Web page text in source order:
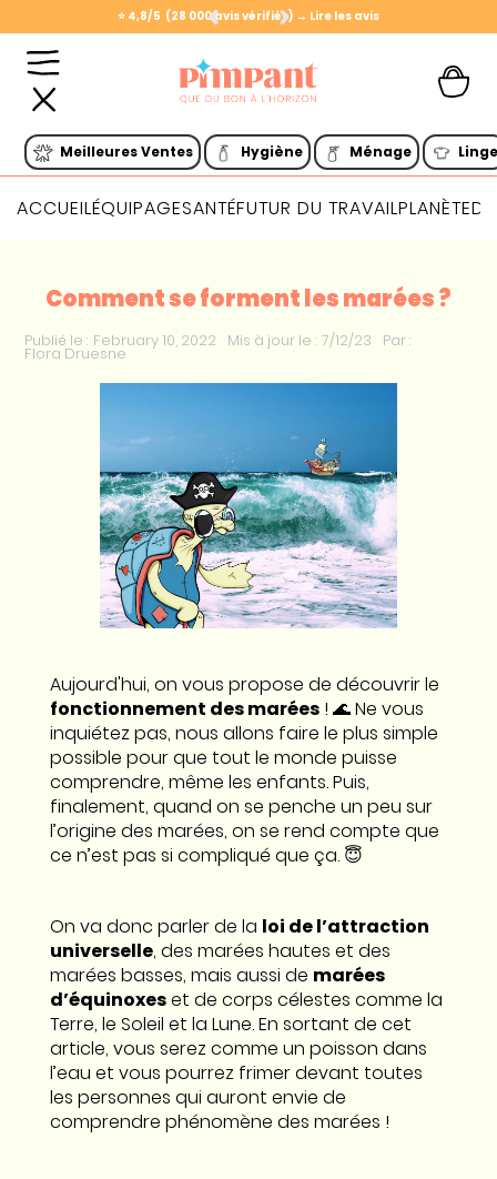
⭐️ 4,8/5 (28 000 avis vérifiés) → Lire les avis
Slide 1 of 2.
Meilleures Ventes Hygiène Ménage
ACCUEILÉQUIPAGESANTÉFUTUR DU TRAVAILPLANÈTE
Comment se forment les marées ?
Publié le : February 10, 2022 Mis à jour le : 7/12/23 Par :
Flora Druesne
Aujourd'hui, on vous propose de découvrir le
fonctionnement des marées! 🌊 Ne vous
inquiétez pas, nous allons faire le plus simple
possible pour que tout le monde puisse
comprendre, même les enfants. Puis,
finalement, quand on se penche un peu sur
l’origine des marées, on se rend compte que
ce n’est pas si compliqué que ça. 😇
On va donc parler de la loi de l’attraction
universelle, des marées hautes et des
marées basses, mais aussi de marées
d’équinoxeset de corps célestes comme la
Terre, le Soleil et la Lune. En sortant de cet
article, vous serez comme un poisson dans
l’eau et vous pourrez frimer devant toutes
les personnes qui auront envie de
comprendre phénomène des marées !